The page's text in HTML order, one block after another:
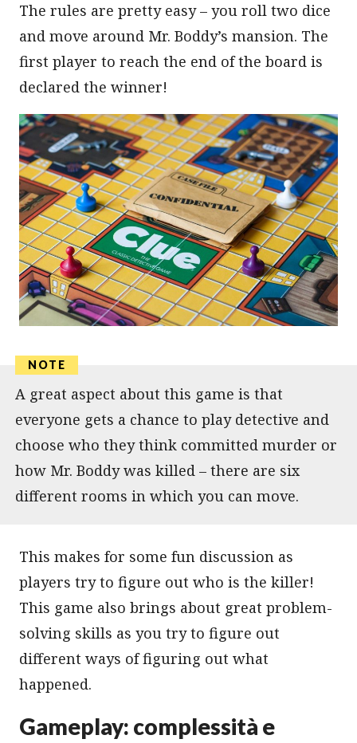
The rules are pretty easy – you roll two dice
and move around Mr. Boddy’s mansion. The
first player to reach the end of the board is
declared the winner!
A great aspect about this game is that
everyone gets a chance to play detective and
choose who they think committed murder or
how Mr. Boddy was killed – there are six
different rooms in which you can move.
This makes for some fun discussion as
players try to figure out who is the killer!
This game also brings about great problem-
solving skills as you try to figure out
different ways of figuring out what
happened.
Gameplay: complessità e